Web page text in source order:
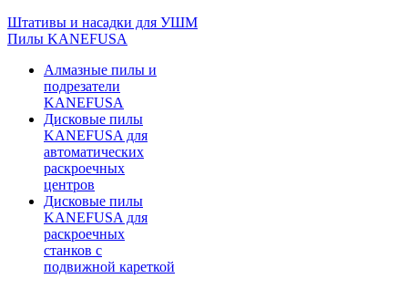
Штативы и насадки для УШМ
Пилы KANEFUSA
Алмазные пилы и
подрезатели
KANEFUSA
Дисковые пилы
KANEFUSA для
автоматических
раскроечных
центров
Дисковые пилы
KANEFUSA для
раскроечных
станков с
подвижной кареткой